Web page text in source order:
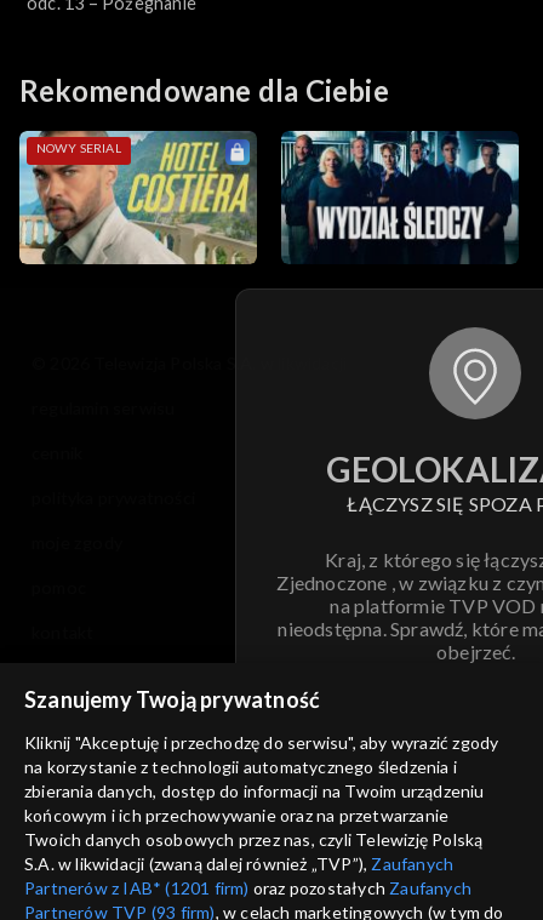
Rekomendowane dla Ciebie
NOWY SERIAL
ŁĄCZYSZ SIĘ SPOZA
Kraj, z którego się
Zjednoczone , w związku z
na platformie TVP VOD
nieodstępna. Sprawdź, które
obejrzeć.
ANULUJ
informacje o dostawcy usług
Szanujemy Twoją prywatność
Kliknij "Akceptuję i przechodzę do serwisu", aby wyrazić zgody
na korzystanie z technologii automatycznego śledzenia i
zbierania danych, dostęp do informacji na Twoim urządzeniu
końcowym i ich przechowywanie oraz na przetwarzanie
Twoich danych osobowych przez nas, czyli Telewizję Polską
S.A. w likwidacji (zwaną dalej również „TVP”), Zaufanych
Partnerów z IAB* (1201 firm) oraz pozostałych Zaufanych
Partnerów TVP (93 firm), w celach marketingowych (w tym do